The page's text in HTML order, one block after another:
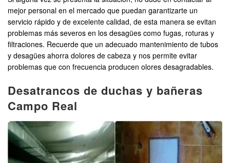
mejor personal en el mercado que puedan garantizarte un
servicio rápido y de excelente calidad, de esta manera se evitan
problemas más severos en los desagües como fugas, roturas y
filtraciones. Recuerde que un adecuado mantenimiento de tubos
y desagües ahorra dolores de cabeza y nos permite evitar
problemas que con frecuencia producen olores desagradables.
Desatrancos de duchas y bañeras
Campo Real